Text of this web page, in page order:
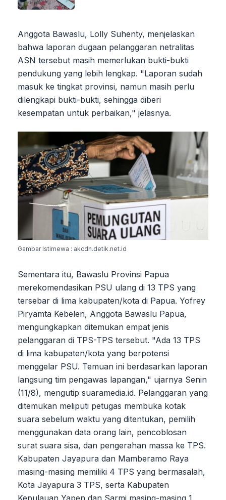
Anggota Bawaslu, Lolly Suhenty, menjelaskan
bahwa laporan dugaan pelanggaran netralitas
ASN tersebut masih memerlukan bukti-bukti
pendukung yang lebih lengkap. "Laporan sudah
masuk ke tingkat provinsi, namun masih perlu
dilengkapi bukti-bukti, sehingga diberi
kesempatan untuk perbaikan," jelasnya.
Gambar Istimewa : akcdn.detik.net.id
Sementara itu, Bawaslu Provinsi Papua
merekomendasikan PSU ulang di 13 TPS yang
tersebar di lima kabupaten/kota di Papua. Yofrey
Piryamta Kebelen, Anggota Bawaslu Papua,
mengungkapkan ditemukan empat jenis
pelanggaran di TPS-TPS tersebut. "Ada 13 TPS
di lima kabupaten/kota yang berpotensi
menggelar PSU. Temuan ini berdasarkan laporan
langsung tim pengawas lapangan," ujarnya Senin
(11/8), mengutip suaramedia.id. Pelanggaran yang
ditemukan meliputi petugas membuka kotak
suara sebelum waktu yang ditentukan, pemilih
menggunakan data orang lain, pencoblosan
surat suara sisa, dan pengerahan massa ke TPS.
Kabupaten Jayapura dan Mamberamo Raya
masing-masing memiliki 4 TPS yang bermasalah,
Kota Jayapura 3 TPS, serta Kabupaten
Kepulauan Yapen dan Sarmi masing-masing 1